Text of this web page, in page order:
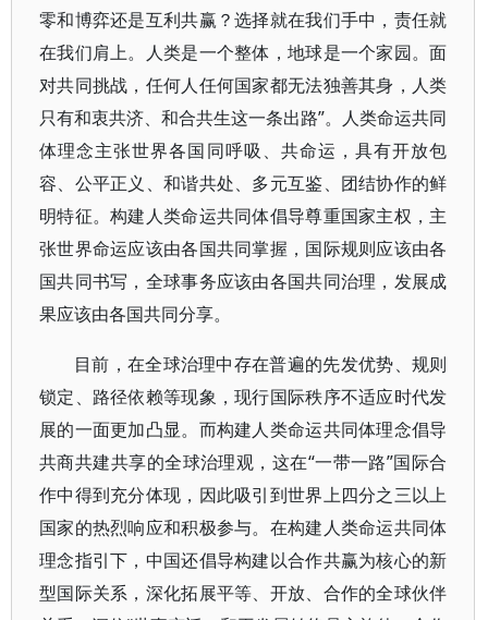
零和博弈还是互利共赢？选择就在我们手中，责任就
在我们肩上。人类是一个整体，地球是一个家园。面
对共同挑战，任何人任何国家都无法独善其身，人类
只有和衷共济、和合共生这一条出路”。人类命运共同
体理念主张世界各国同呼吸、共命运，具有开放包
容、公平正义、和谐共处、多元互鉴、团结协作的鲜
明特征。构建人类命运共同体倡导尊重国家主权，主
张世界命运应该由各国共同掌握，国际规则应该由各
国共同书写，全球事务应该由各国共同治理，发展成
果应该由各国共同分享。
目前，在全球治理中存在普遍的先发优势、规则
锁定、路径依赖等现象，现行国际秩序不适应时代发
展的一面更加凸显。而构建人类命运共同体理念倡导
共商共建共享的全球治理观，这在“一带一路”国际合
作中得到充分体现，因此吸引到世界上四分之三以上
国家的热烈响应和积极参与。在构建人类命运共同体
理念指引下，中国还倡导构建以合作共赢为核心的新
型国际关系，深化拓展平等、开放、合作的全球伙伴